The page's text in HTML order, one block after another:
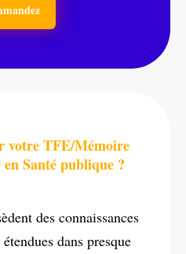
votre TFE/Mémoire
Santé publique ?
des connaissances
dans presque